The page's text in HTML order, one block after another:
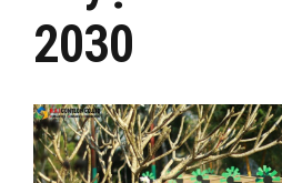
2030